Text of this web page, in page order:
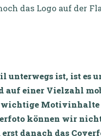
das Logo auf der
unterwegs ist, ist es
auf einer Vielzahl
wichtige
können wir
danach das